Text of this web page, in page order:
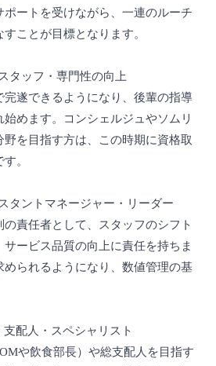
ポートを受けながら、一連のルーチ
ことが目標となります。
タッフ・専門性の向上
完遂できるようになり、後輩の指導
始めます。コンシェルジュやソムリ
を目指す方は、この時期に資格取
。
タントマネージャー・リーダー
責任者として、スタッフのシフト
ービス品質の向上に責任を持ちま
られるようになり、数値管理の基
配人・スペシャリスト
や飲食部長）や総支配人を目指す